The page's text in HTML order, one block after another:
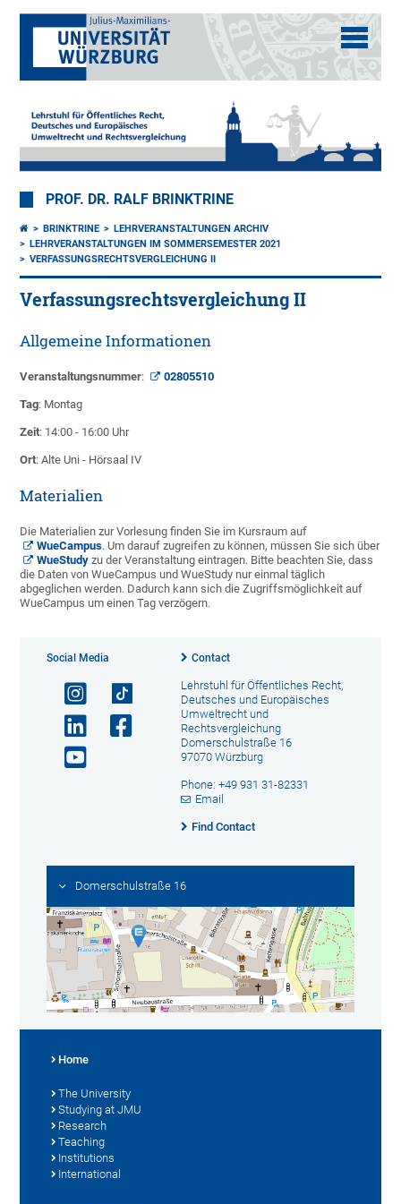
PROF. DR. RALF BRINKTRINE
BRINKTRINE
LEHRVERANSTALTUNGEN ARCHIV
LEHRVERANSTALTUNGEN IM SOMMERSEMESTER 2021
VERFASSUNGSRECHTSVERGLEICHUNG II
Verfassungsrechtsvergleichung II
Allgemeine Informationen
Veranstaltungsnummer: 02805510
Tag: Montag
Zeit: 14:00 - 16:00 Uhr
Ort: Alte Uni - Hörsaal IV
Materialien
Die Materialien zur Vorlesung finden Sie im Kursraum auf
WueCampus. Um darauf zugreifen zu können, müssen Sie sich über
WueStudy zu der Veranstaltung eintragen. Bitte beachten Sie, dass
die Daten von WueCampus und WueStudy nur einmal täglich
abgeglichen werden. Dadurch kann sich die Zugriffsmöglichkeit auf
WueCampus um einen Tag verzögern.
Social Media Contact
Lehrstuhl für Öffentliches Recht,
Deutsches und Europäisches
Umweltrecht und
Rechtsvergleichung
Domerschulstraße 16
97070 Würzburg
Phone: +49 931 31-82331
Email
Find Contact
Domerschulstraße 16
Home
The University
Studying at JMU
Research
Teaching
Institutions
International